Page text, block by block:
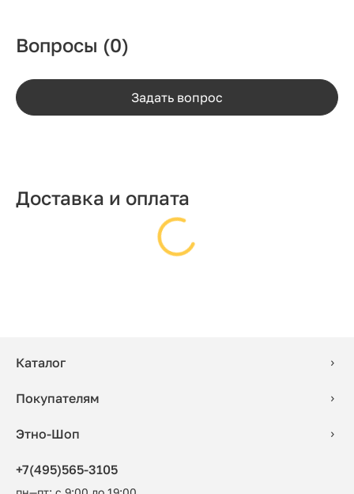
Вопросы (0)
Задать вопрос
Доставка и оплата
Каталог
Покупателям
Этно-Шоп
+7(495)565-3105